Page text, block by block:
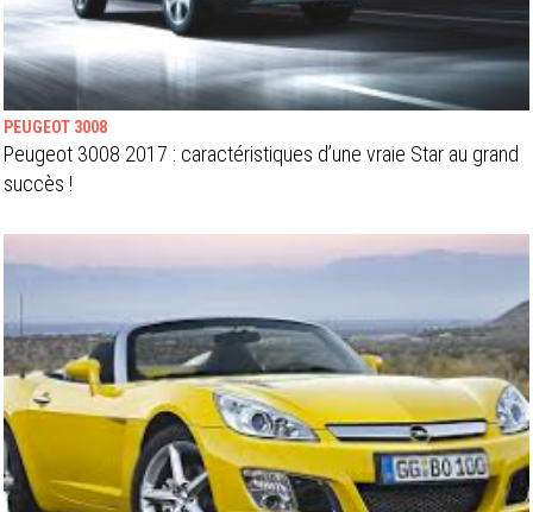
PEUGEOT 3008
Peugeot 3008 2017 : caractéristiques d’une vraie Star au grand
succès !